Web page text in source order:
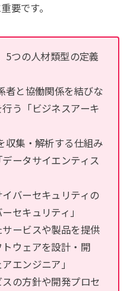
要です。
5つの人材類型の定義
と協働関係を結びな
う「ビジネスアーキ
集・解析する仕組み
ータサイエンティス
バーセキュリティの
セキュリティ」
ービスや製品を提供
ウェアを設計・開
エンジニア」
の方針や開発プロセ